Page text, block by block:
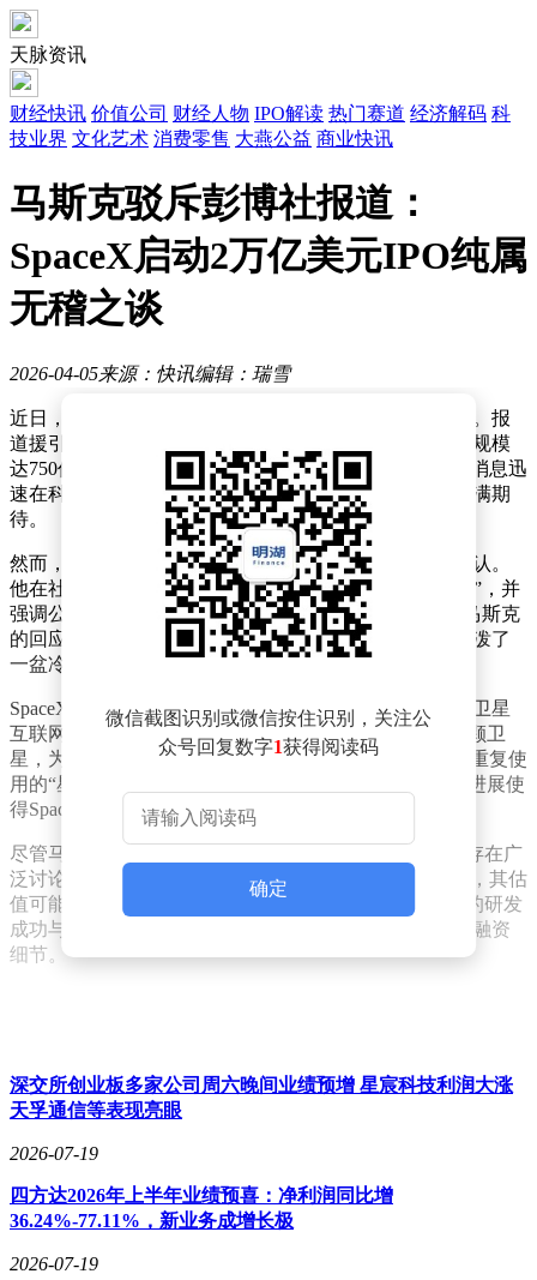
天脉资讯
财经快讯 价值公司 财经人物 IPO解读 热门赛道 经济解码 科
技业界 文化艺术 消费零售 大燕公益 商业快讯
马斯克驳斥彭博社报道：
SpaceX启动2万亿美元IPO纯属
无稽之谈
2026-04-05来源：快讯编辑：瑞雪
近日，彭博社发布一则关于SpaceX的报道引发广泛关注。报
道援引匿名顾问消息称，SpaceX计划进行新一轮融资，规模
达750亿美元，公司估值或将突破2万亿美元大关。这一消息迅
速在科技和金融领域引发讨论，市场对SpaceX的未来充满期
待。
然而，这一报道很快遭到SpaceX创始人马斯克的公开否认。
他在社交平台X上回应称，彭博社的报道“纯属胡说八道”，并
强调公司目前没有启动首次公开募股（IPO）的计划。马斯克
的回应直接且果断，为市场关于SpaceX即将上市的猜测泼了
一盆冷水。
SpaceX作为全球领先的航天企业，近年来在火箭发射、卫星
互联网等领域取得显著成就。其“星链”项目已部署数千颗卫
星，为全球用户提供高速互联网服务。公司还在研发可重复使
用的“星舰”火箭，旨在实现火星殖民等远大目标。这些进展使
得SpaceX成为科技行业最受关注的企业之一。
尽管马斯克否认了IPO传闻，但市场对SpaceX的估值仍存在广
泛讨论。分析人士指出，若公司未来真的启动上市程序，其估
值可能取决于“星链”项目的商业化进展以及“星舰”火箭的研发
成功与否。目前，SpaceX尚未公布具体的上市时间表或融资
细节。
微信截图识别或微信按住识别，关注公
众号回复数字1获得阅读码
确定
深交所创业板多家公司周六晚间业绩预增 星宸科技利润大涨
天孚通信等表现亮眼
2026-07-19
四方达2026年上半年业绩预喜：净利润同比增
36.24%-77.11%，新业务成增长极
2026-07-19